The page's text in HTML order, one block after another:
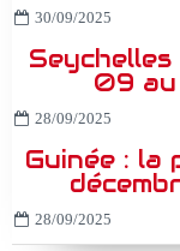
30/09/2025
09 au
28/09/2025
Guinée :
28/09/2025